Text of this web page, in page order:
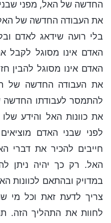
החדשה של האל, מפני שבני
את העבודה החדשה של
בלי רועה שידאג לאדם
האדם אינו מסוגל לקבל
האדם אינו מסוגל להבין
את העבודה החדשה של
להתמסר לעבודתו החדשה
את כוונות האל והידע
לפני שבני האדם
חייבים להכיר את דברי
האל. רק כך יהיה ניתן
במדויק ובהתאם
צריך לדעת זאת וכל מי
לחוות את התהליך הזה.